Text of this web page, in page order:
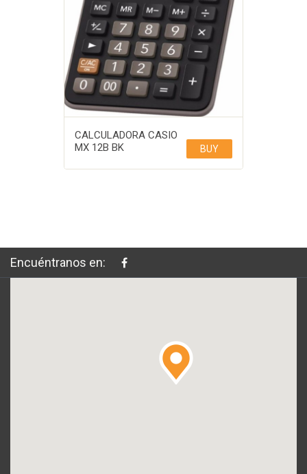
CALCULADORA CASIO
MX 12B BK
BUY
Encuéntranos en: